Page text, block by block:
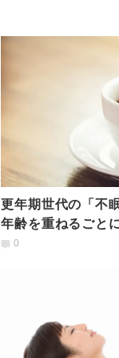
更年期世代の「不
年齢を重ねるごと
るのは本当？
0